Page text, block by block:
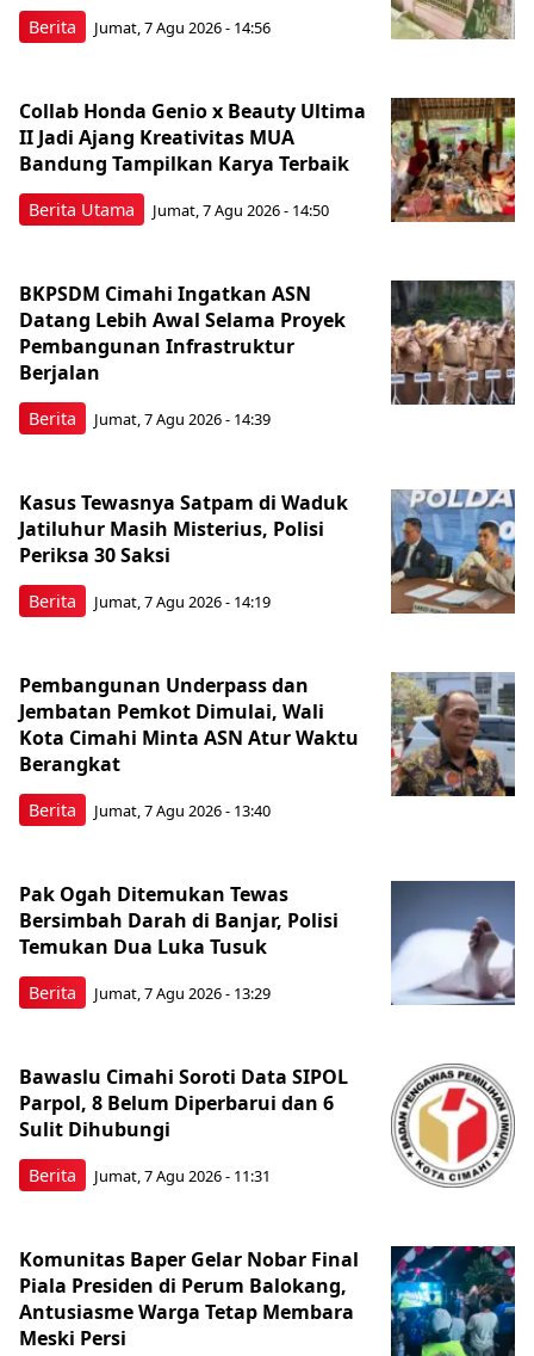
Berita Jumat, 7 Agu 2026 - 14:56
Berita Utama
Collab Honda Genio x Beauty Ultima
II Jadi Ajang Kreativitas MUA
Bandung Tampilkan Karya Terbaik
Jumat, 7 Agu 2026 - 14:50
Berita
BKPSDM Cimahi Ingatkan ASN
Datang Lebih Awal Selama Proyek
Pembangunan Infrastruktur
Berjalan
Jumat, 7 Agu 2026 - 14:39
Berita
Kasus Tewasnya Satpam di Waduk
Jatiluhur Masih Misterius, Polisi
Periksa 30 Saksi
Jumat, 7 Agu 2026 - 14:19
Berita
Pembangunan Underpass dan
Jembatan Pemkot Dimulai, Wali
Kota Cimahi Minta ASN Atur Waktu
Berangkat
Jumat, 7 Agu 2026 - 13:40
Berita
Pak Ogah Ditemukan Tewas
Bersimbah Darah di Banjar, Polisi
Temukan Dua Luka Tusuk
Jumat, 7 Agu 2026 - 13:29
Berita
Bawaslu Cimahi Soroti Data SIPOL
Parpol, 8 Belum Diperbarui dan 6
Sulit Dihubungi
Jumat, 7 Agu 2026 - 11:31
Komunitas Baper Gelar Nobar Final
Piala Presiden di Perum Balokang,
Antusiasme Warga Tetap Membara
Meski Persi